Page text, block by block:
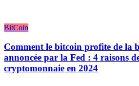
BitCoin
Comment le bitcoin profite de la
annoncée par la Fed : 4 raisons
cryptomonnaie en 2024